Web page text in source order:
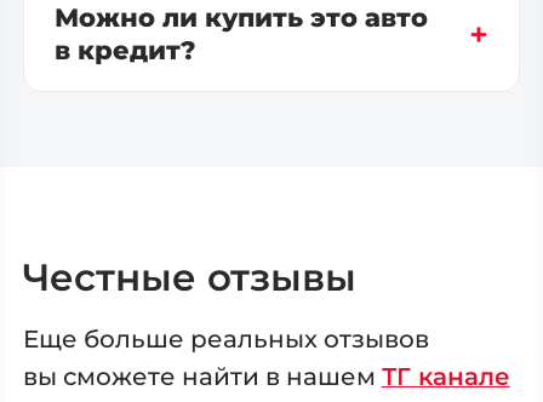
Можно ли купить это авто
в кредит?
Честные отзывы
Еще больше реальных отзывов
вы сможете найти в нашем ТГ канале